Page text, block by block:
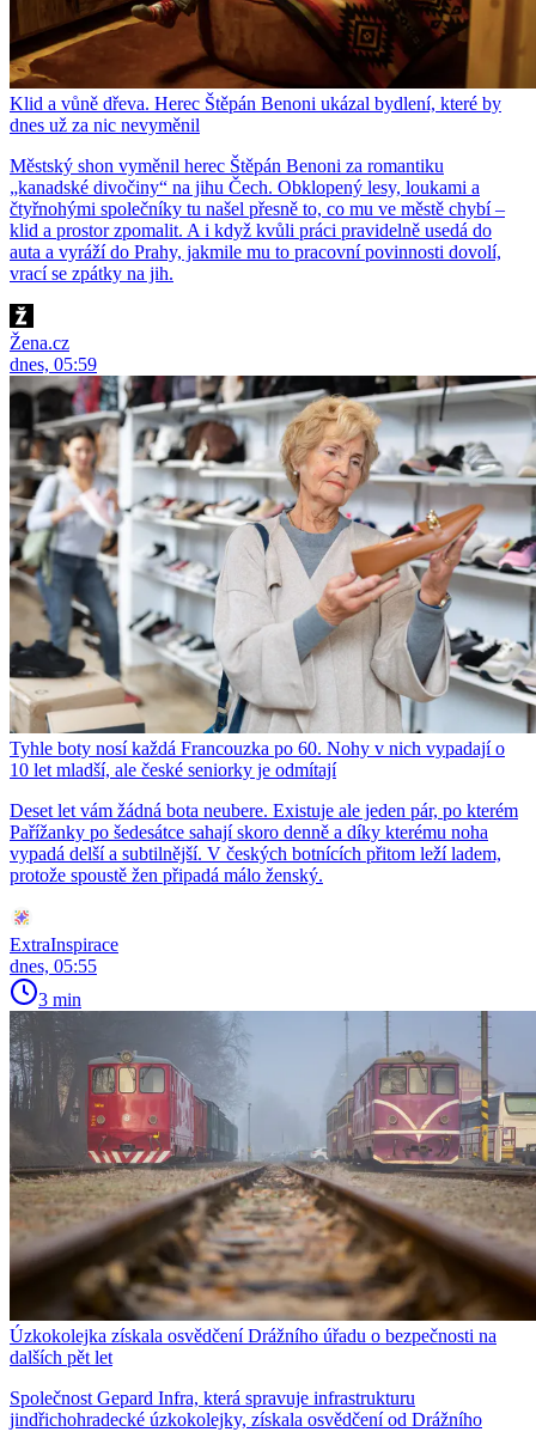
Klid a vůně dřeva. Herec Štěpán Benoni ukázal bydlení, které by
dnes už za nic nevyměnil
Městský shon vyměnil herec Štěpán Benoni za romantiku
„kanadské divočiny“ na jihu Čech. Obklopený lesy, loukami a
čtyřnohými společníky tu našel přesně to, co mu ve městě chybí –
klid a prostor zpomalit. A i když kvůli práci pravidelně usedá do
auta a vyráží do Prahy, jakmile mu to pracovní povinnosti dovolí,
vrací se zpátky na jih.
Žena.cz
dnes, 05:59
Tyhle boty nosí každá Francouzka po 60. Nohy v nich vypadají o
10 let mladší, ale české seniorky je odmítají
Deset let vám žádná bota neubere. Existuje ale jeden pár, po kterém
Pařížanky po šedesátce sahají skoro denně a díky kterému noha
vypadá delší a subtilnější. V českých botnících přitom leží ladem,
protože spoustě žen připadá málo ženský.
ExtraInspirace
dnes, 05:55
3 min
Úzkokolejka získala osvědčení Drážního úřadu o bezpečnosti na
dalších pět let
Společnost Gepard Infra, která spravuje infrastrukturu
jindřichohradecké úzkokolejky, získala osvědčení od Drážního